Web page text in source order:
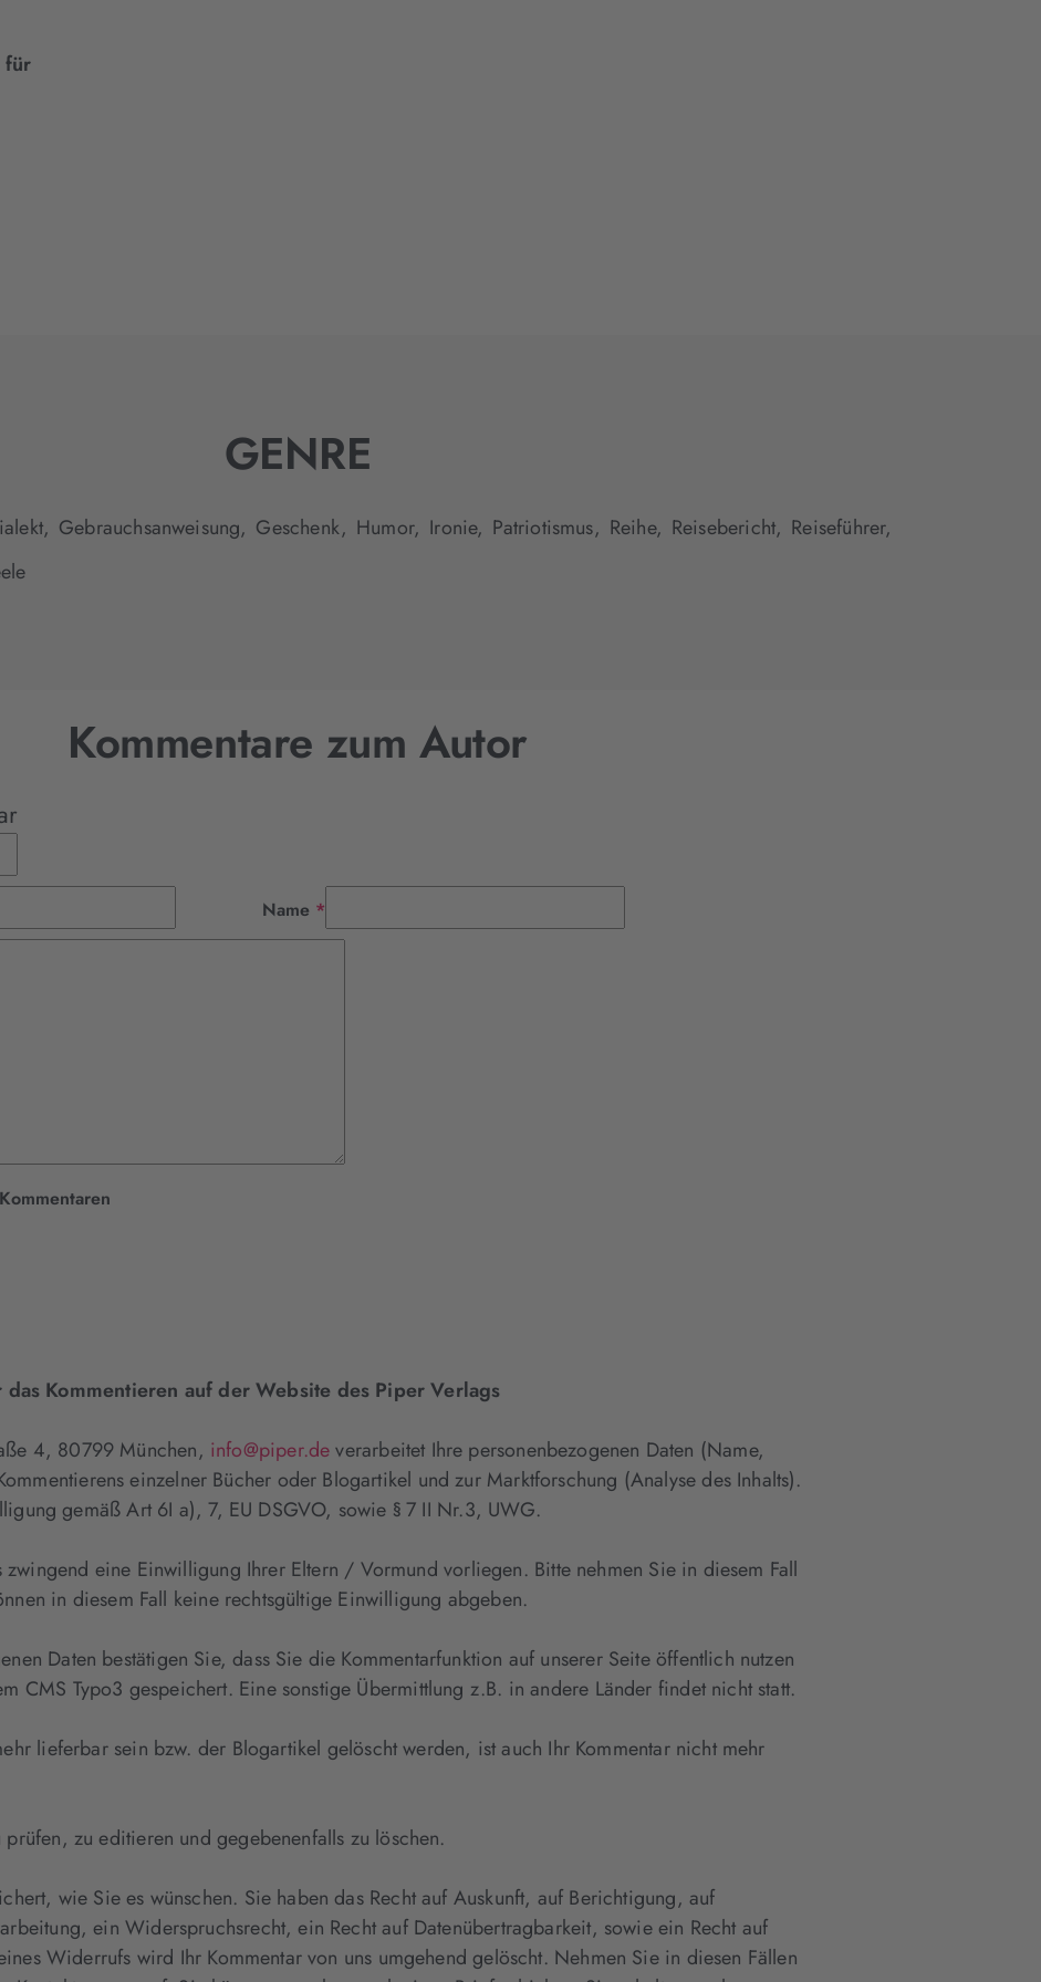
für
GENRE
Gebrauchsanweisung, Geschenk, Humor, Ironie, Patriotismus, Reihe, Reisebericht, Reiseführer,
Kommentare zum Autor
Name *Pflichtfeld
Kommentieren auf der Website des Piper Verlags
4, 80799 München, info@piper.deverarbeitet Ihre personenbezogenen Daten (Name,
einzelner Bücher oder Blogartikel und zur Marktforschung (Analyse des Inhalts).
gemäß Art 6I a), 7, EU DSGVO, sowie § 7 II Nr.3, UWG.
zwingend eine Einwilligung Ihrer Eltern / Vormund vorliegen. Bitte nehmen Sie in diesem Fall
in diesem Fall keine rechtsgültige Einwilligung abgeben.
Daten bestätigen Sie, dass Sie die Kommentarfunktion auf unserer Seite öffentlich nutzen
CMS Typo3 gespeichert. Eine sonstige Übermittlung z.B. in andere Länder findet nicht statt.
lieferbar sein bzw. der Blogartikel gelöscht werden, ist auch Ihr Kommentar nicht mehr
zu editieren und gegebenenfalls zu löschen.
wie Sie es wünschen. Sie haben das Recht auf Auskunft, auf Berichtigung, auf
ein Widerspruchsrecht, ein Recht auf Datenübertragbarkeit, sowie ein Recht auf
Widerrufs wird Ihr Kommentar von uns umgehend gelöscht. Nehmen Sie in diesen Fällen